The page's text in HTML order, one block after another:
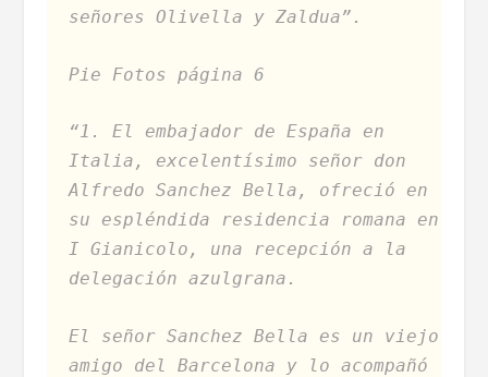
señores Olivella y Zaldua”.
Pie Fotos página 6
“1. El embajador de España en
Italia, excelentísimo señor don
Alfredo Sanchez Bella, ofreció en
su espléndida residencia romana en
I Gianicolo, una recepción a la
delegación azulgrana.
El señor Sanchez Bella es un viejo
amigo del Barcelona y lo acompañó